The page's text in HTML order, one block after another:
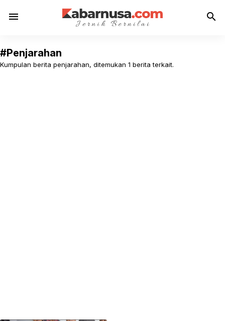
menu search
#Penjarahan
Kumpulan berita penjarahan, ditemukan 1 berita terkait.